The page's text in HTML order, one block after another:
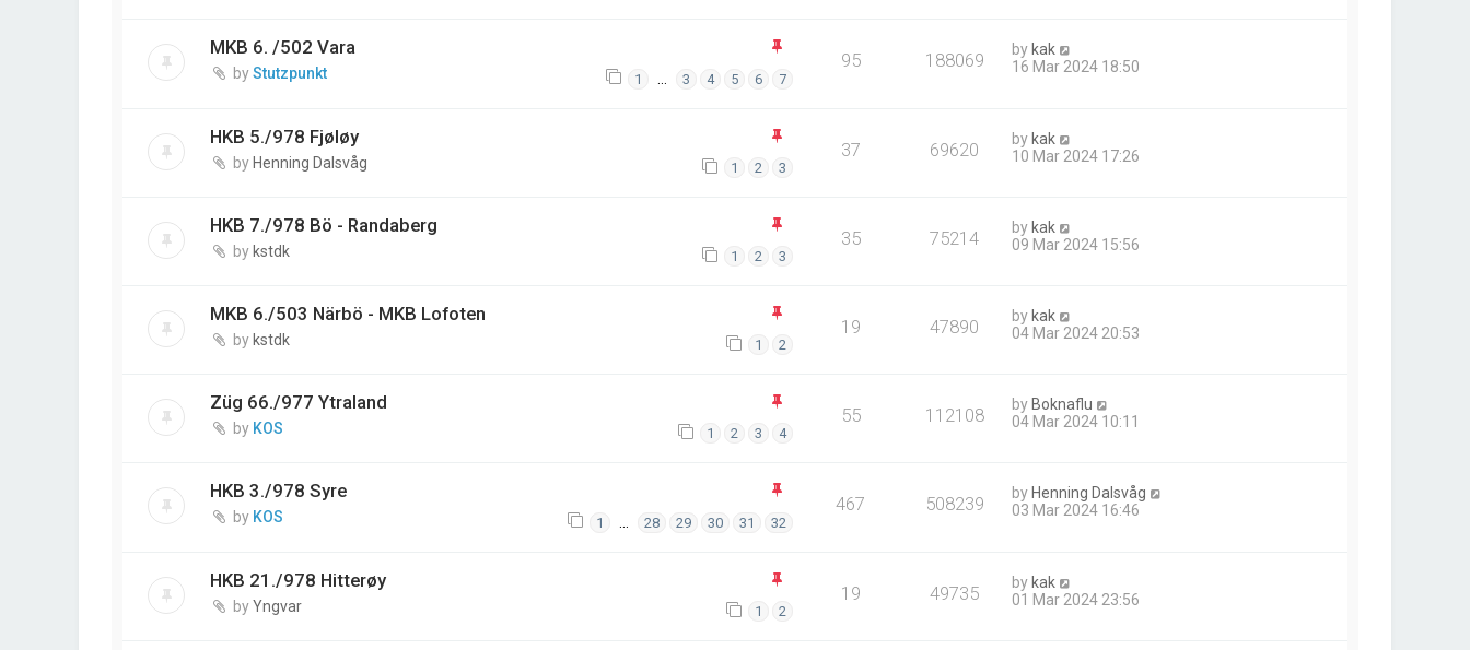
MKB 6. /502 Vara
byStutzpunkt 1 3 4 5 6 7
95 188069 by kak
16 Mar 2024 18:50
HKB 5./978 Fjøløy
by Henning Dalsvåg 1 2 3
37 69620 by kak
10 Mar 2024 17:26
HKB 7./978 Bö - Randaberg
by kstdk 1 2 3
35 75214 by kak
09 Mar 2024 15:56
MKB 6./503 Närbö - MKB Lofoten
by kstdk 1 2
19 47890 by kak
04 Mar 2024 20:53
Züg 66./977 Ytraland
by KOS 1 2 3 4
55 112108 by Boknaflu
04 Mar 2024 10:11
HKB 3./978 Syre
by KOS 1 28 29 30 31 32
467 508239 by Henning Dalsvåg
03 Mar 2024 16:46
HKB 21./978 Hitterøy
byYngvar 1 2
19 49735 bykak
01 Mar 2024 23:56